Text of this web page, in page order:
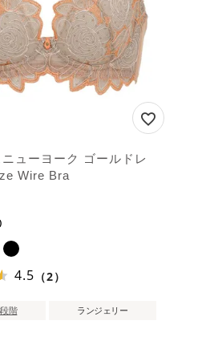
ューヨーク ゴールドレ
Wire Bra
4.5 （2）
階 ランジェリー